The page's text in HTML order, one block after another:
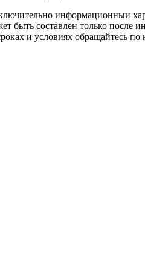
информационныи
составлен только после
и условиях обращайтесь